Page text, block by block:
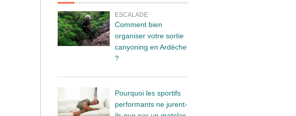
ESCALADE
Comment bien
organiser votre sortie
canyoning en Ardèche
?
Pourquoi les sportifs
performants ne jurent-